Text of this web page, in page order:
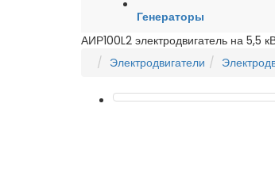
Генераторы
АИР100L2 электродвигатель на 5,5
Электродвигатели